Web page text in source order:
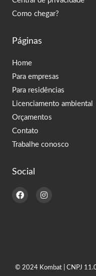
Social
F
a
I
n
Páginas
Home
Para empresas
Para residências
Licenciamento ambiental
Orçamentos
Contato
Trabalhe conosco
Como chegar?
© 2024 Kombat | CNPJ